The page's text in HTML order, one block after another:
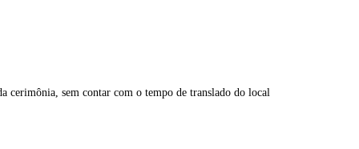
cerimônia, sem contar com o tempo de translado do local